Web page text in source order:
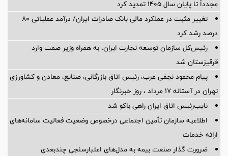
مجدداً تا پایان سال ۱۴۰۵ تمدید کرد
تغییر مثبت در عملکرد مالی بانک صادرات ایران/ درآمد عملیاتی 80
درصد رشد کرد
رئیس‌کل سازمان توسعه تجارت ایران، به همراه وزیر صمت وارد
قرقیزستان شد
پیام محمود نجفی عرب، رئیس اتاق بازرگانی، صنایع، معادن و کشاورزی
تهران در آستانه 17 مرداد ، روز خبرنگار
نایب‌رئیس اتاق ایران راهی باکو شد
اطلاعیه سازمان تأمین اجتماعی درخصوص وضعیت فعالیت سامانه‌های
ارائه خدمات
ضرورت گذار صنعت بیمه به مدل‌های اعتبارسنجی چندبعدی